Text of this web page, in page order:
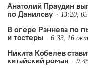
Анатолий Праудин
по Данилову
13:20,
В опере Раннева по
и тостеры
6:33, 16
Никита Кобелев
китайский роман